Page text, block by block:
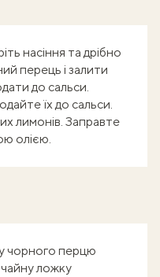
насіння та дрібно
перець і залити
до сальси.
їх до сальси.
лимонів. Заправте
олією.
чорного перцю
чайну ложку